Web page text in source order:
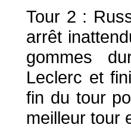
Tour 2 :
arrêt
gommes
Leclerc et
fin du tour
meilleur tour